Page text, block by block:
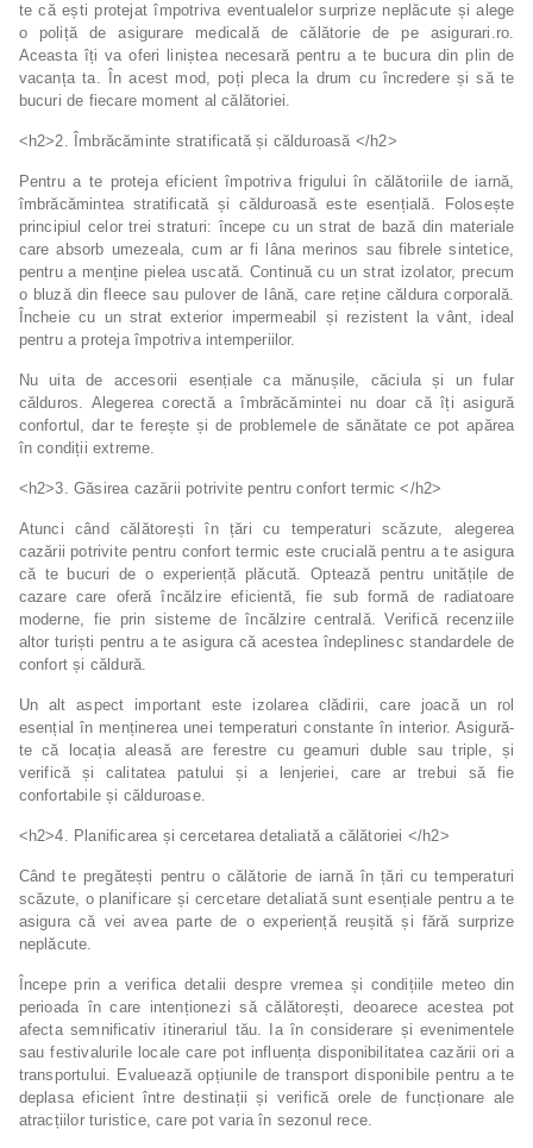
te că ești protejat împotriva eventualelor surprize neplăcute și alege
o poliță de asigurare medicală de călătorie de pe asigurari.ro.
Aceasta îți va oferi liniștea necesară pentru a te bucura din plin de
vacanța ta. În acest mod, poți pleca la drum cu încredere și să te
bucuri de fiecare moment al călătoriei.
<h2>2. Îmbrăcăminte stratificată și călduroasă </h2>
Pentru a te proteja eficient împotriva frigului în călătoriile de iarnă,
îmbrăcămintea stratificată și călduroasă este esențială. Folosește
principiul celor trei straturi: începe cu un strat de bază din materiale
care absorb umezeala, cum ar fi lâna merinos sau fibrele sintetice,
pentru a menține pielea uscată. Continuă cu un strat izolator, precum
o bluză din fleece sau pulover de lână, care reține căldura corporală.
Încheie cu un strat exterior impermeabil și rezistent la vânt, ideal
pentru a proteja împotriva intemperiilor.
Nu uita de accesorii esențiale ca mănușile, căciula și un fular
călduros. Alegerea corectă a îmbrăcămintei nu doar că îți asigură
confortul, dar te ferește și de problemele de sănătate ce pot apărea
în condiții extreme.
<h2>3. Găsirea cazării potrivite pentru confort termic </h2>
Atunci când călătorești în țări cu temperaturi scăzute, alegerea
cazării potrivite pentru confort termic este crucială pentru a te asigura
că te bucuri de o experiență plăcută. Optează pentru unitățile de
cazare care oferă încălzire eficientă, fie sub formă de radiatoare
moderne, fie prin sisteme de încălzire centrală. Verifică recenziile
altor turiști pentru a te asigura că acestea îndeplinesc standardele de
confort și căldură.
Un alt aspect important este izolarea clădirii, care joacă un rol
esențial în menținerea unei temperaturi constante în interior. Asigură-
te că locația aleasă are ferestre cu geamuri duble sau triple, și
verifică și calitatea patului și a lenjeriei, care ar trebui să fie
confortabile și călduroase.
<h2>4. Planificarea și cercetarea detaliată a călătoriei </h2>
Când te pregătești pentru o călătorie de iarnă în țări cu temperaturi
scăzute, o planificare și cercetare detaliată sunt esențiale pentru a te
asigura că vei avea parte de o experiență reușită și fără surprize
neplăcute.
Începe prin a verifica detalii despre vremea și condițiile meteo din
perioada în care intenționezi să călătorești, deoarece acestea pot
afecta semnificativ itinerariul tău. Ia în considerare și evenimentele
sau festivalurile locale care pot influența disponibilitatea cazării ori a
transportului. Evaluează opțiunile de transport disponibile pentru a te
deplasa eficient între destinații și verifică orele de funcționare ale
atracțiilor turistice, care pot varia în sezonul rece.